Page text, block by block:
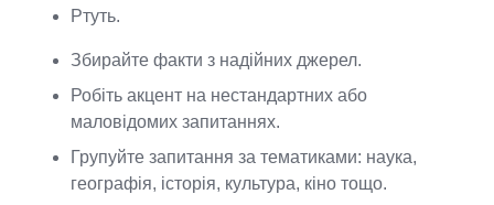
Ртуть.
Збирайте факти з надійних джерел.
Робіть акцент на нестандартних або
маловідомих запитаннях.
Групуйте запитання за тематиками: наука,
географія, історія, культура, кіно тощо.